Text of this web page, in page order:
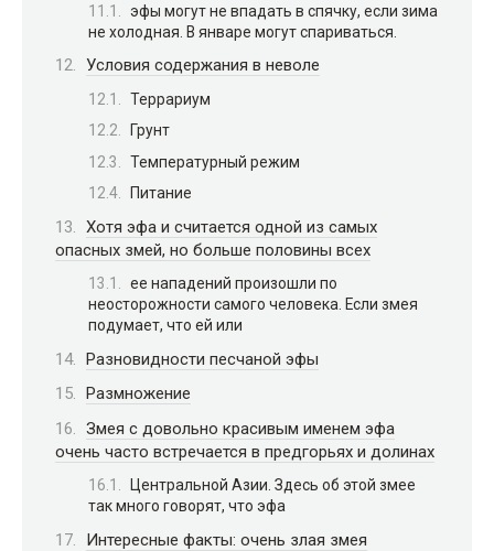
эфы могут не впадать в спячку, если зима
не холодная. В январе могут спариваться.
Условия содержания в неволе
Террариум
Грунт
Температурный режим
Питание
Хотя эфа и считается одной из самых
опасных змей, но больше половины всех
ее нападений произошли по
неосторожности самого человека. Если змея
подумает, что ей или
Разновидности песчаной эфы
Размножение
Змея с довольно красивым именем эфа
очень часто встречается в предгорьях и долинах
Центральной Азии. Здесь об этой змее
так много говорят, что эфа
Интересные факты: очень злая змея